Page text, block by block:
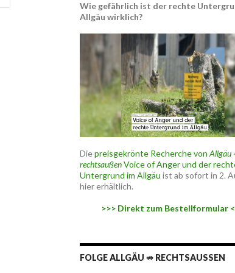
Wie gefährlich ist der rechte
Allgäu wirklich?
Diepreisgekrönte Recherche von Allgäu
rechtsaußenVoice of Anger und der
Untergrund im Allgäu ist ab sofort in 2.
hier erhältlich.
>>> Direkt zum Bestellformular
FOLGE ALLGÄU ⇏ RECHTSAUSSEN